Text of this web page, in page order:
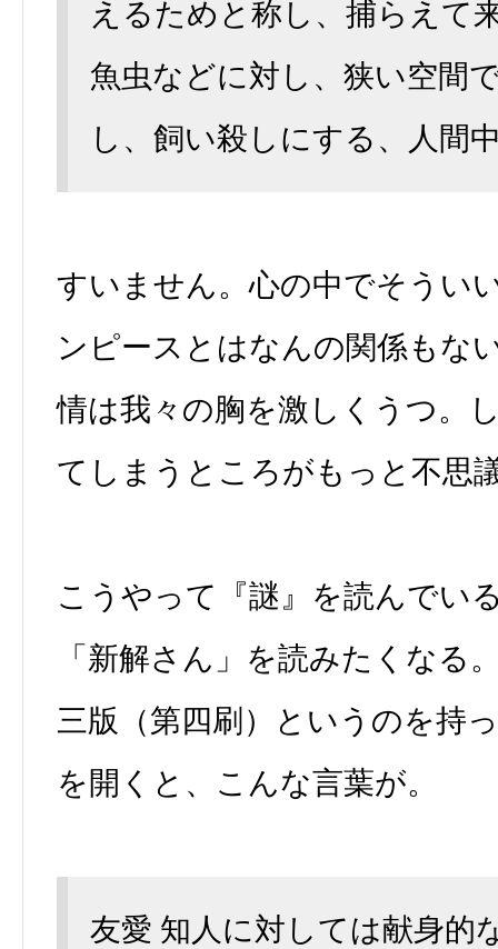
えるためと称し、捕らえて
魚虫などに対し、狭い空間
し、飼い殺しにする、人間
すいません。心の中でそうい
ンピースとはなんの関係もな
情は我々の胸を激しくうつ。
てしまうところがもっと不思
こうやって『謎』を読んでい
「新解さん」を読みたくなる
三版（第四刷）というのを持
を開くと、こんな言葉が。
友愛 知人に対しては献身的